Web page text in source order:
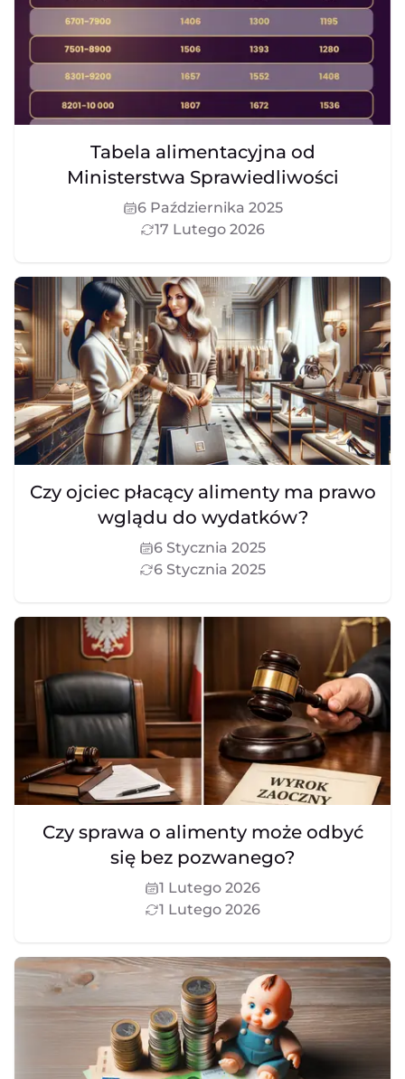
Tabela alimentacyjna od
Ministerstwa Sprawiedliwości
6 Października 2025
17 Lutego 2026
Czy ojciec płacący alimenty ma prawo
wglądu do wydatków?
6 Stycznia 2025
6 Stycznia 2025
Czy sprawa o alimenty może odbyć
się bez pozwanego?
1 Lutego 2026
1 Lutego 2026